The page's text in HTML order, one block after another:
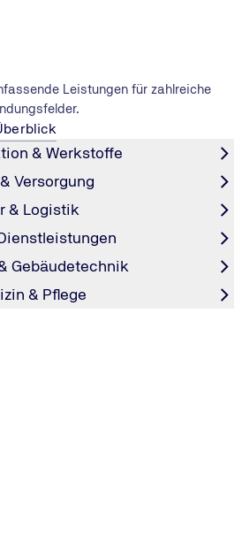
Leistungen für zahlreiche
& Werkstoffe
Versorgung
& Logistik
Gebäudetechnik
& Pflege
Gutes aus
Wie das ideale
alle. Aber nicht alle
auch für das Essen in Mensen
Betriebsrestaurants von TÜV
was sind die zentralen
Wir fokussieren uns bei unseren